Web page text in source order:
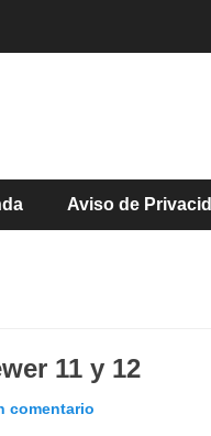
Aviso de
11 y 12
comentario